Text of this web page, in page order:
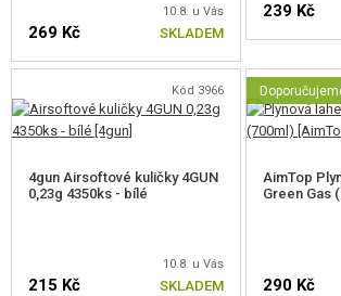
10.8. u Vás
269 Kč SKLADEM
239 Kč
Kód 3966
4gun Airsoftové kuličky 4GUN
0,23g 4350ks - bílé
10.8. u Vás
215 Kč SKLADEM
AimTop
Green Gas
290 Kč